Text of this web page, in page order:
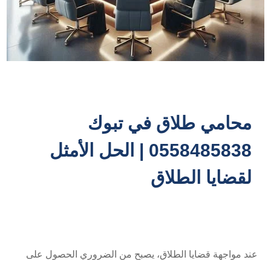
محامي طلاق في تبوك
0558485838 | الحل الأمثل
لقضايا الطلاق
عند مواجهة قضايا الطلاق، يصبح من الضروري الحصول على